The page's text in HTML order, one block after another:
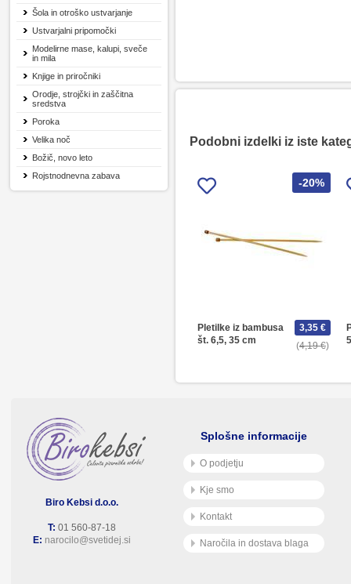
Šola in otroško ustvarjanje
Ustvarjalni pripomočki
Modelirne mase, kalupi, sveče
in mila
Knjige in priročniki
Orodje, strojčki in zaščitna
sredstva
Poroka
Velika noč
Božič, novo leto
Rojstnodnevna zabava
Podobni izdelki iz iste
-20%
Pletilke iz bambusa
št. 6,5, 35 cm
4,19 €
3,35 €
Biro Kebsi d.o.o.
T: 01 560-87-18
E: narocilo@svetidej.si
Splošne informacije
O podjetju
Kje smo
Kontakt
Naročila in dostava blaga